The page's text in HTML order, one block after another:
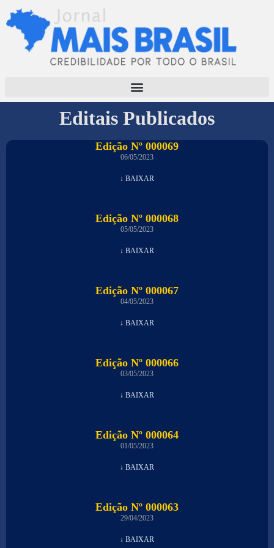
Editais Publicados
Edição Nº 000069
06/05/2023
↓ BAIXAR
Edição Nº 000068
05/05/2023
↓ BAIXAR
Edição Nº 000067
04/05/2023
↓ BAIXAR
Edição Nº 000066
03/05/2023
↓ BAIXAR
Edição Nº 000064
01/05/2023
↓ BAIXAR
Edição Nº 000063
29/04/2023
↓ BAIXAR